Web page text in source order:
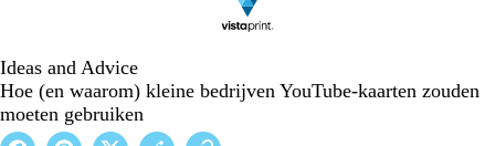
Ideas and Advice
Hoe (en waarom) kleine bedrijven YouTube-kaarten zouden
moeten gebruiken